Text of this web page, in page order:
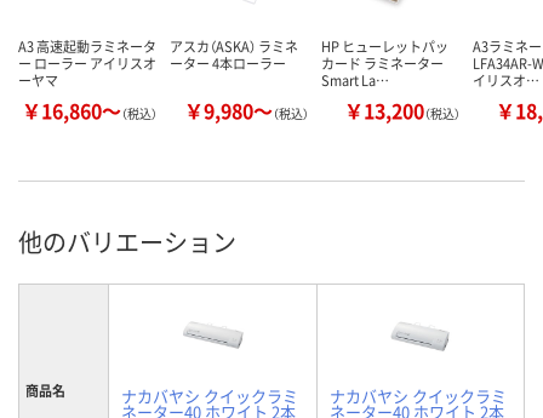
A3 高速起動ラミネータ
ー ローラー アイリスオ
ーヤマ
￥16,860～（税込）
アスカ（ASKA） ラミネ
ーター 4本ローラー
￥9,980～（税込）
HP ヒューレットパッ
カード ラミネーター
Smart La…
￥13,200（税込）
A3ラミネ
LFA34AR-
イリスオ…
￥
他のバリエーション
商品名 ナカバヤシ クイックラミ
ネーター40 ホワイト 2本
ナカバヤシ クイックラミ
ネーター40 ホワイト 2本